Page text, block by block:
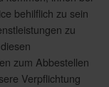
behilflich zu sein
zu
zum Abbestellen
Verpflichtung